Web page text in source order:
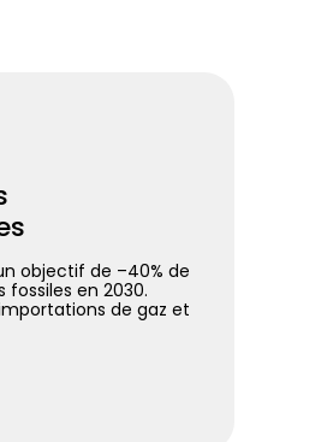
objectif de –40% de
en 2030.
de gaz et